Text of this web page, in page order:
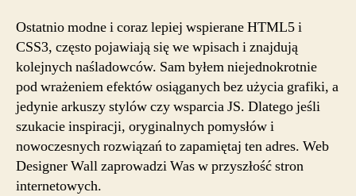
Ostatnio modne i coraz lepiej wspierane HTML5 i
CSS3, często pojawiają się we wpisach i znajdują
kolejnych naśladowców. Sam byłem niejednokrotnie
pod wrażeniem efektów osiąganych bez użycia grafiki, a
jedynie arkuszy stylów czy wsparcia JS. Dlatego jeśli
szukacie inspiracji, oryginalnych pomysłów i
nowoczesnych rozwiązań to zapamiętaj ten adres. Web
Designer Wall zaprowadzi Was w przyszłość stron
internetowych.